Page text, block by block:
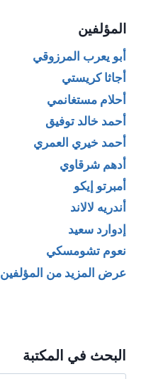
المؤلفين
أبو يعرب المرزوقي
أجاثا كريستي
أحلام مستغانمي
أحمد خالد توفيق
أحمد خيري العمري
أدهم شرقاوي
أمبرتو إيكو
أندريه لالاند
إدوارد سعيد
نعوم تشومسكي
عرض المزيد من المؤلفين
البحث في المكتبة